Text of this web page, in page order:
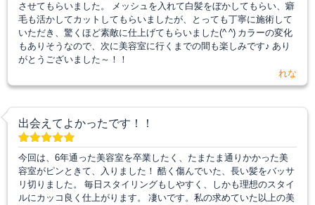
させてもらいました。 メッシュを入れて白髪をぼかしてもらい、癖
毛も活かしてカットしてもらいましたが、とっても丁寧に施術して
いただき、驚くほど素敵に仕上げてもらいました(^ ^) カラーの変化
もありそうなので、次に美容室に行くまでの間も楽しみです♪ あり
がとうございました～！！
れな
出会えてよかったです！！
今回は、6年通った美容室を卒業したく、たまたま通りかかった美
容室がピンときて、入りました！ 酷く傷んでいた、長い髪をバッサ
リ切りました。 毎日スタイリングもしやすく、しかも理想のスタイ
ルにカッコ良く仕上がります。 凄いです。私の求めていた以上の美